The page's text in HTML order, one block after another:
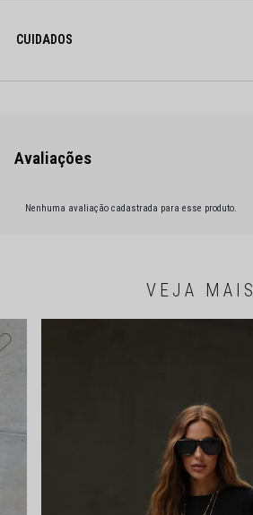
CUIDADOS
Nenhuma avaliação cadastrada para esse produto.
VEJA MAIS